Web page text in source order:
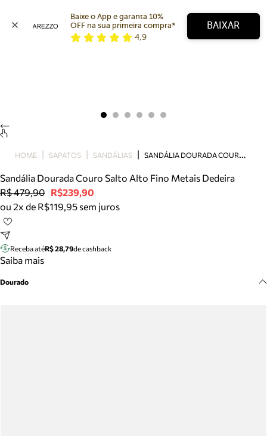
Bolsa
Tamanco
Tênis
Mule
Tire dúvidas sobre pedidos, devoluções e mais.
Baixe o App e garanta 10%
OFF na sua primeira compra*
4,9
BAIXAR
HOME SAPATOS SANDÁLIAS S
ANDÁLIA DOURADA COURO SALTO ALTO FINO METAIS DEDEIRA
Sandália Dourada Couro Salto Alto Fino Metais Dedeira
R$ 479,90 R$239,90
ou 2x de R$119,95 sem juros
Receba atéR$ 28,79de cashback
Saiba mais
Dourado